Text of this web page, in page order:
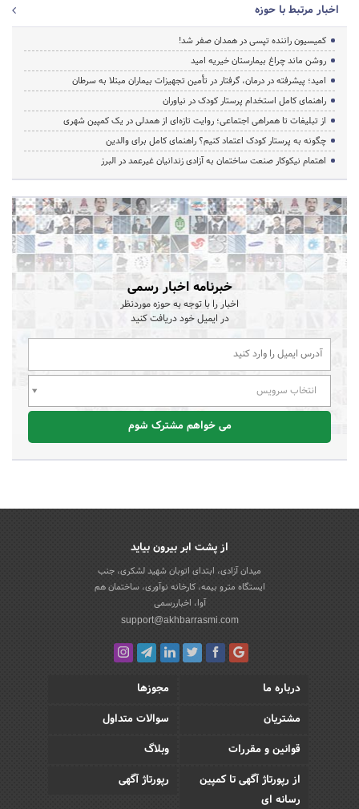
اخبار مرتبط با حوزه
کمیسیون راننده تپسی در همدان صفر شد!
روشن ماند چراغ بیمارستان خیریه امید
امید؛ پیشرفته در درمان، گرفتار در تأمین تجهیزات بیماران مبتلا به سرطان
راهنمای کامل استخدام پرستار کودک در نیاوران
از تبلیغات تا همراهی اجتماعی؛ روایت تازه‌ای از همدلی در یک کمپین شهری
چگونه به پرستار کودک اعتماد کنیم؟ راهنمای کامل برای والدین
اهتمام نیکوکار صنعت ساختمان به آزادی زندانیان غیرعمد در البرز
خبرنامه اخبار رسمی
اخبار را با توجه به حوزه موردنظر
در ایمیل خود دریافت کنید
انتخاب سرویس
می خواهم مشترک شوم
از پشت ابر بیرون بیاید
میدان آزادی، ابتدای اتوبان شهید لشکری، جنب
ایستگاه مترو بیمه، کارخانه نوآوری، ساختمان هم
آوا، اخباررسمی
support@akhbarrasmi.com
درباره ما
مجوزها
مشتریان
سوالات متداول
قوانین و مقررات
وبلاگ
از رپورتاژ آگهی تا کمپین
رسانه ای
رپورتاژ آگهی